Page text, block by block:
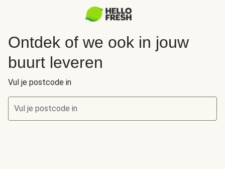
Ontdek of we ook in jouw
buurt leveren
Vul je postcode in
Vul je postcode in